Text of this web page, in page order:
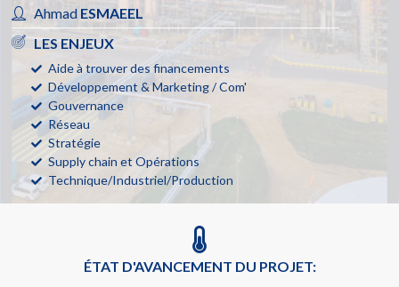
Ahmad ESMAEEL
LES ENJEUX
Aide à trouver des financements
Développement & Marketing / Com'
Gouvernance
Réseau
Stratégie
Supply chain et Opérations
Technique/Industriel/Production
ÉTAT D'AVANCEMENT DU PROJET: